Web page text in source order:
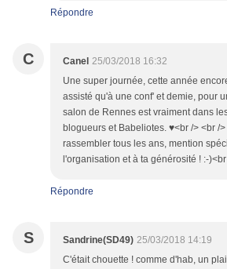
Répondre
C Canel 25/03/2018 16:32
Une super journée, cette année
assisté qu'à une conf' et demie, pour
salon de Rennes est vraiment dans
blogueurs et Babeliotes. ♥<br /> <br /
rassembler tous les ans, mention
l'organisation et à ta générosité ! :-
Répondre
S Sandrine(SD49) 25/03/2018 14:19
C'était chouette ! comme d'hab, un